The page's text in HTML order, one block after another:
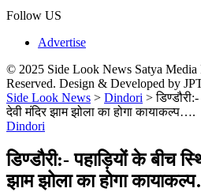
Follow US
Advertise
© 2025 Side Look News Satya
Reserved. Design & Developed by
Side Look News > Dindori >
देवी मंदिर झाम झोला का होगा कायाकल्प….
Dindori
डिण्डौरी:- पहाड़ियों के बीच
झाम झोला का होगा